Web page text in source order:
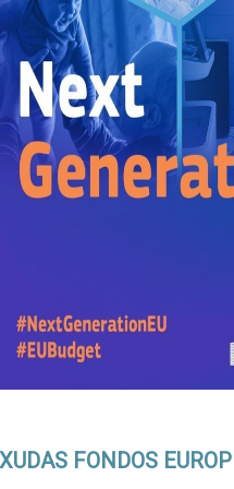
FONDOS